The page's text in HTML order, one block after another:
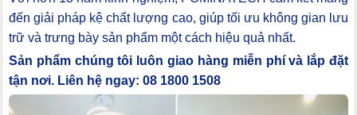
đến giải pháp kệ chất lượng cao, giúp tối ưu không gian lưu
trữ và trưng bày sản phẩm một cách hiệu quả nhất.
Sản phẩm chúng tôi luôn giao hàng miễn phí và lắp đặt
tận nơi. Liên hệ ngay: 08 1800 1508